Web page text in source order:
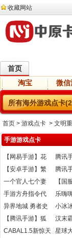
收藏网站
首页
淘宝
微信
直播
交
所有海外游戏点卡
首页 > 游戏点卡 > 文明
手游游戏点卡
【网易手游】花
与剑代充
腾讯
游戏
【安卓手游】繁
体版帝王三国黄
腾讯
代充
一个官人七个妻
元宝充值
【国
造与
手游方舟指令代
充
乐嗨
异界地城 勇者史
诗 虹钻充值
小冰
充值
【腾讯手游】狐
妖小红娘灵玉充
汉末
卓充
CABAL1.5新惊天
星球